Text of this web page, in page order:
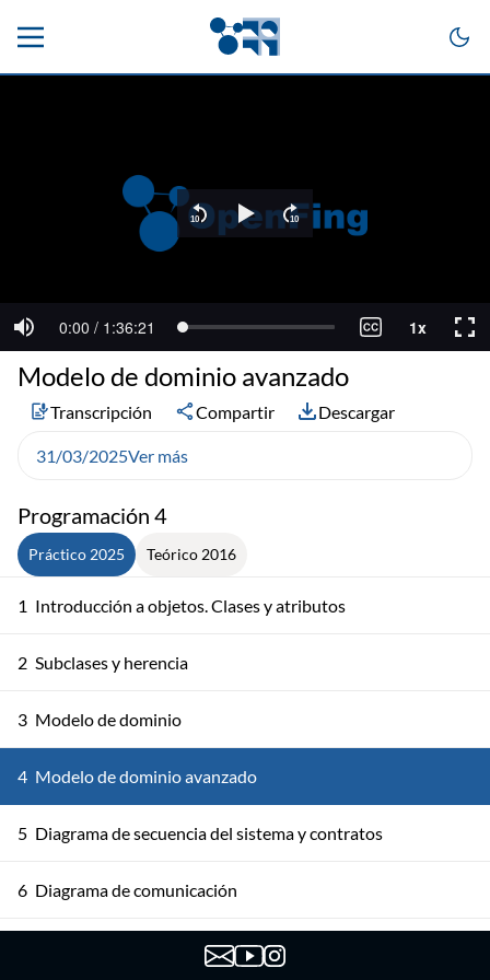
Programación 4
Práctico 2025 Teórico 2016
1 Introducción a objetos. Clases y atributos
2 Subclases y herencia
3 Modelo de dominio
4 Modelo de dominio avanzado
5 Diagrama de secuencia del sistema y contratos
6 Diagrama de comunicación
Diagrama de comunicación y Diagrama de clases de diseño
Modelo de dominio avanzado
Transcripción Compartir Descargar
31/03/2025Ver más